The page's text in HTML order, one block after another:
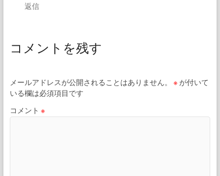
返信
コメントを残す
メールアドレスが公開されることはありません。 ※ が付いて
いる欄は必須項目です
コメント ※